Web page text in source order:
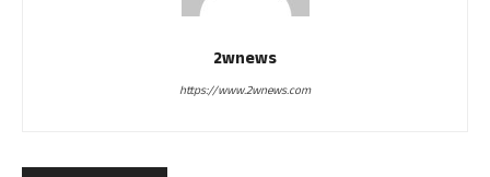
2wnews
https://www.2wnews.com